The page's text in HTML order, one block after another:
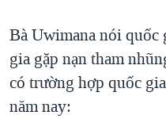
Bà Uwimana nói quốc
gia gặp nạn tham
có trường hợp quốc
năm nay: